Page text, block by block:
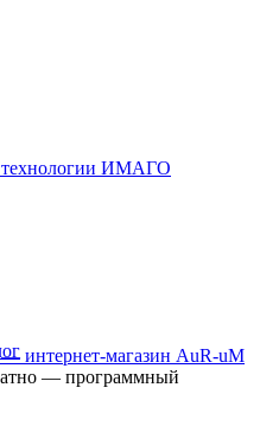
ИМАГО
— интернет-магазин AuR-uM
— программный